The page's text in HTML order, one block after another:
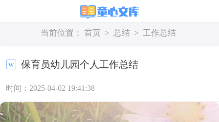
当前位置： 首页 > 总结 > 工作总结
保育员幼儿园个人工作总结
时间：2025-04-02 19:41:38